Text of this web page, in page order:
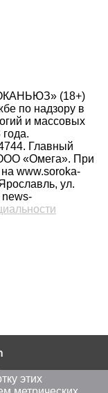
(18+)
по надзору в
и массовых
Главный
«Омега». При
www.soroka-
ул.
news-
и
этих